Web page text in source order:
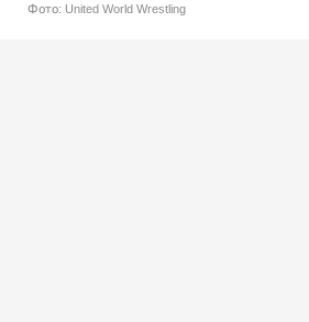
Фото: United World Wrestling